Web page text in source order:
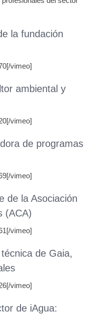
la fundación
vimeo]
ambiental y
vimeo]
de programas
vimeo]
de la Asociación
(ACA)
vimeo]
de Gaia,
vimeo]
de iAgua: